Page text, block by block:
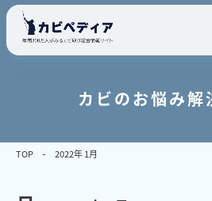
カビのお悩み解
TOP 2022年 1月